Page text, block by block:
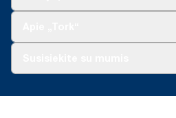
+370 5 268 3455